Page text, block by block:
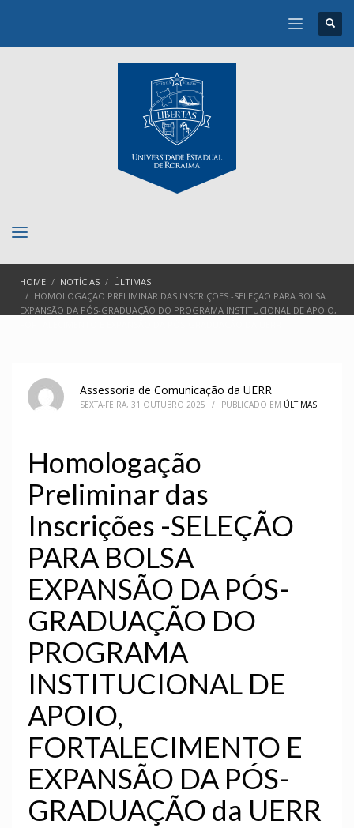
HOME NOTÍCIAS
ÚLTIMAS
HOMOLOGAÇÃO PRELIMINAR DAS INSCRIÇÕES -SELEÇÃO PARA BOLSA
EXPANSÃO DA PÓS-GRADUAÇÃO DO PROGRAMA INSTITUCIONAL DE APOIO,
Assessoria de Comunicação da UERR
SEXTA-FEIRA, 31 OUTUBRO 2025 / PUBLICADO EM ÚLTIMAS
Homologação
Preliminar das
Inscrições -SELEÇÃO
PARA BOLSA
EXPANSÃO DA PÓS-
GRADUAÇÃO DO
PROGRAMA
INSTITUCIONAL DE
APOIO,
FORTALECIMENTO E
EXPANSÃO DA PÓS-
GRADUAÇÃO da UERR